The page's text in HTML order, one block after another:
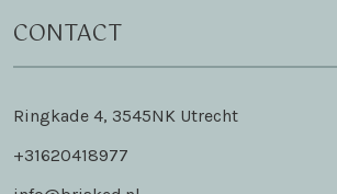
CONTACT
Ringkade 4, 3545NK Utrecht
+31620418977